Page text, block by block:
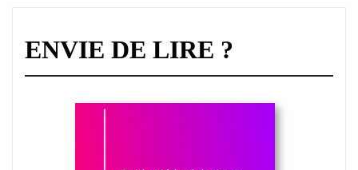
ENVIE DE LIRE ?